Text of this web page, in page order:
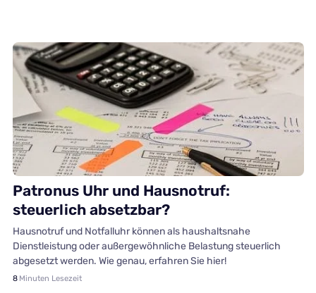
Finanzen
Patronus Uhr und Hausnotruf:
steuerlich absetzbar?
Hausnotruf und Notfalluhr können als haushaltsnahe
Dienstleistung oder außergewöhnliche Belastung steuerlich
abgesetzt werden. Wie genau, erfahren Sie hier!
8 Minuten Lesezeit